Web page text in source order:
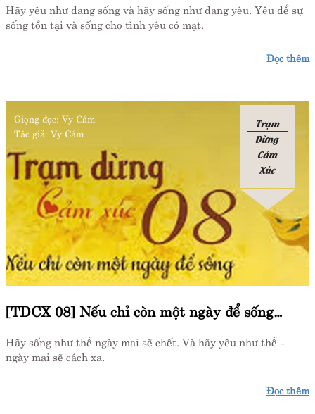
Hãy yêu như đang sống và hãy sống như đang yêu. Yêu để sự
sống tồn tại và sống cho tình yêu có mặt.
Đọc thêm
Giọng đọc: Vy Cầm
Tác giả: Vy Cầm
Trạm
Dừng
Cảm
Xúc
[TDCX 08] Nếu chỉ còn một ngày để sống…
Hãy sống như thể ngày mai sẽ chết. Và hãy yêu như thể -
ngày mai sẽ cách xa.
Đọc thêm